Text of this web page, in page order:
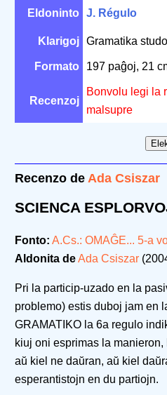
Eldoninto J. Régulo
Klarigoj Gramatika
Formato 197 paĝoj, 21
Recenzoj
Bonvolu legi la
malsupre
Recenzo de Ada Csiszar
SCIENCA
Fonto: A.Cs.: OMAĜE... 5-a
Aldonita deAda Csiszar
Pri la particip-uzado en la
problemo) estis duboj jam en
GRAMATIKO la 6a regulo
kiuj oni esprimas la
aŭ kiel ne daŭran, aŭ kiel
esperantistojn en du partiojn.